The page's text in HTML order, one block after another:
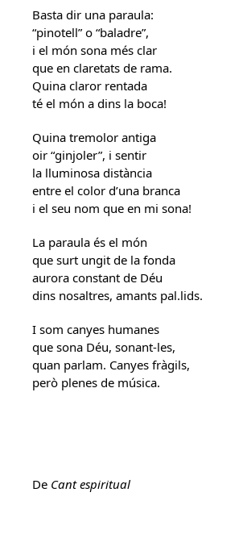
Basta dir una paraula:
“pinotell” o “baladre”,
i el món sona més clar
que en claretats de rama.
Quina claror rentada
té el món a dins la boca!
Quina tremolor antiga
oir “ginjoler”, i sentir
la lluminosa distància
entre el color d’una branca
i el seu nom que en mi sona!
La paraula és el món
que surt ungit de la fonda
aurora constant de Déu
dins nosaltres, amants pal.lids.
I som canyes humanes
que sona Déu, sonant-les,
quan parlam. Canyes fràgils,
però plenes de música.
De Cant espiritual